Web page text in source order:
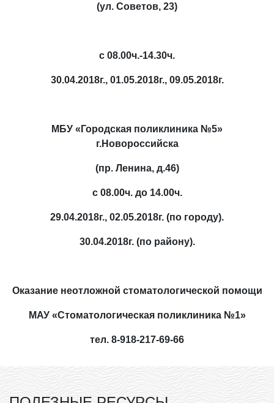
(ул. Советов, 23)
с 08.00ч.-14.30ч.
30.04.2018г., 01.05.2018г., 09.05.2018г.
МБУ «Городская поликлиника №5»
г.Новороссийска
(пр. Ленина, д.46)
с 08.00ч. до 14.00ч.
29.04.2018г., 02.05.2018г. (по городу).
30.04.2018г.(по району).
Оказание неотложной стоматологической помощи
МАУ «Стоматологическая поликлиника №1»
тел. 8-918-217-69-66